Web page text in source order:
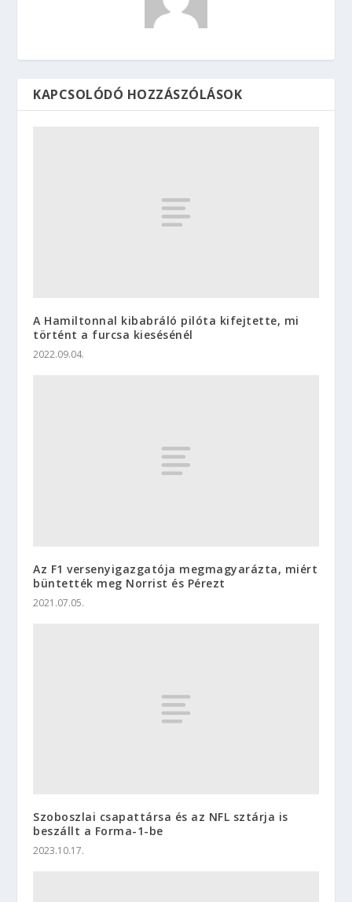
KAPCSOLÓDÓ HOZZÁSZÓLÁSOK
A Hamiltonnal kibabráló pilóta kifejtette, mi
történt a furcsa kiesésénél
2022.09.04.
Az F1 versenyigazgatója megmagyarázta, miért
büntették meg Norrist és Pérezt
2021.07.05.
Szoboszlai csapattársa és az NFL sztárja is
beszállt a Forma-1-be
2023.10.17.